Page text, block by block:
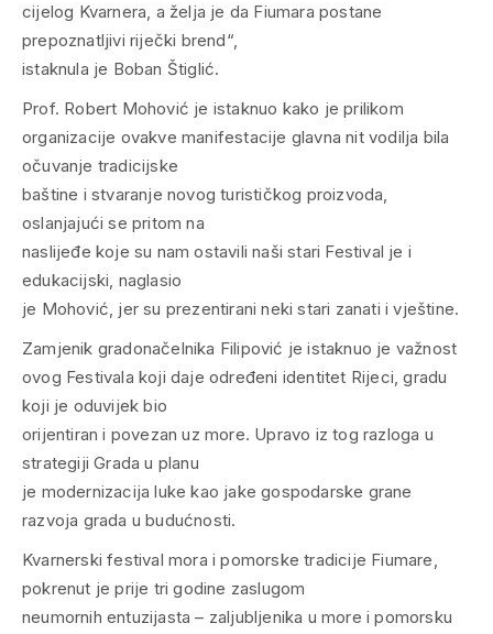
cijelog Kvarnera, a želja je da Fiumara postane
prepoznatljivi riječki brend“,
istaknula je Boban Štiglić.
Prof. Robert Mohović je istaknuo kako je prilikom
organizacije ovakve manifestacije glavna nit vodilja bila
očuvanje tradicijske
baštine i stvaranje novog turističkog proizvoda,
oslanjajući se pritom na
naslijeđe koje su nam ostavili naši stari Festival je i
edukacijski, naglasio
je Mohović, jer su prezentirani neki stari zanati i vještine.
Zamjenik gradonačelnika Filipović je istaknuo je važnost
ovog Festivala koji daje određeni identitet Rijeci, gradu
koji je oduvijek bio
orijentiran i povezan uz more. Upravo iz tog razloga u
strategiji Grada u planu
je modernizacija luke kao jake gospodarske grane
razvoja grada u budućnosti.
Kvarnerski festival mora i pomorske tradicije Fiumare,
pokrenut je prije tri godine zaslugom
neumornih entuzijasta – zaljubljenika u more i pomorsku